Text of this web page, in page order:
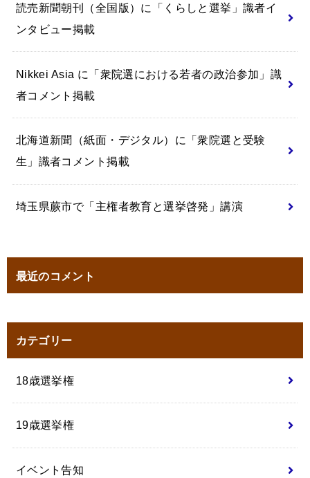
読売新聞朝刊（全国版）に「くらしと選挙」識者イ
ンタビュー掲載
Nikkei Asia に「衆院選における若者の政治参加」識
者コメント掲載
北海道新聞（紙面・デジタル）に「衆院選と受験
生」識者コメント掲載
埼玉県蕨市で「主権者教育と選挙啓発」講演
最近のコメント
カテゴリー
18歳選挙権
19歳選挙権
イベント告知